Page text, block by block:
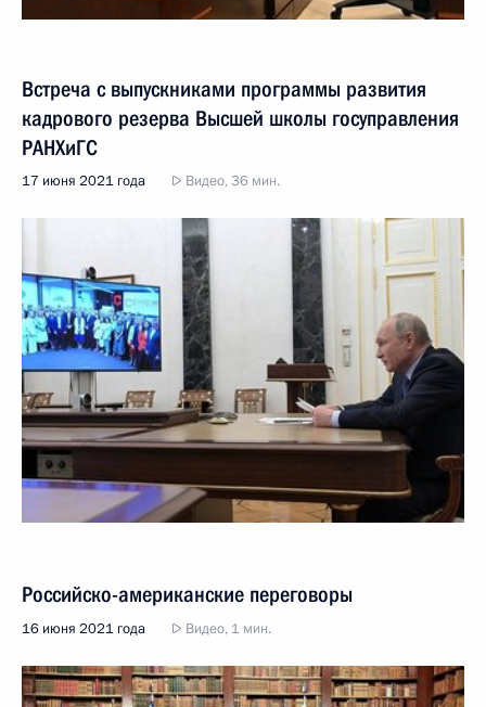
Встреча с выпускниками программы развития
кадрового резерва Высшей школы госуправления
РАНХиГС
17 июня 2021 года Видео, 36 мин.
Российско-американские переговоры
16 июня 2021 года Видео, 1 мин.